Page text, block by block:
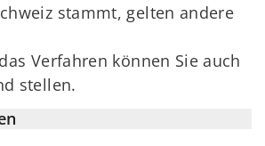
stammt, gelten andere
Verfahren können Sie auch
stellen.